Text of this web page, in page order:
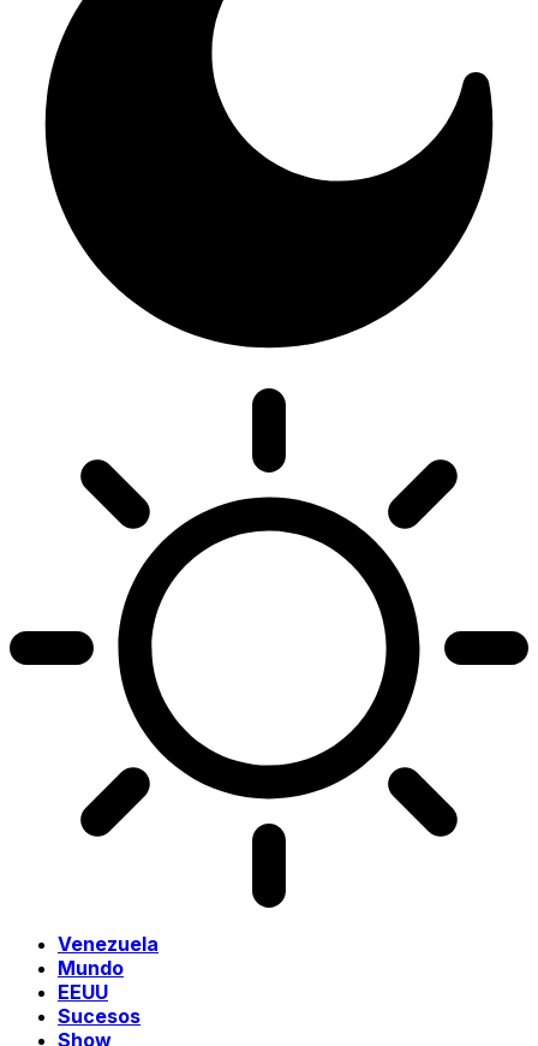
Venezuela
Mundo
EEUU
Sucesos
Show